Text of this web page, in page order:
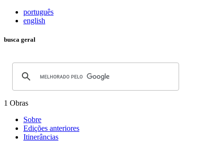
português
english
busca geral
1 Obras
Sobre
Edições anteriores
Itinerâncias